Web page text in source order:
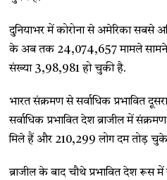
दुनियाभर में कोरोना से अमेरिका सबसे
के अब तक 24,074,657 मामले
संख्या 3,98,981 हो चुकी है.
भारत संक्रमण से सर्वाधिक प्रभावित
सर्वाधिक प्रभावित देश ब्राजील में
मिले हैं और 210,299 लोग दम तोड़
ब्राजील के बाद चौथे प्रभावित देश